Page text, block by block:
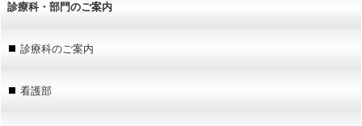
診療科・部門のご案内
診療科のご案内
看護部